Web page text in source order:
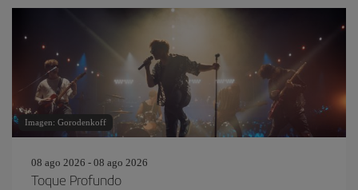
Imagen: Gorodenkoff
08 ago 2026 - 08 ago 2026
Toque Profundo